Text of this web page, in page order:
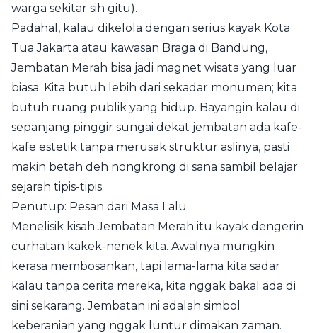
warga sekitar sih gitu).
Padahal, kalau dikelola dengan serius kayak Kota
Tua Jakarta atau kawasan Braga di Bandung,
Jembatan Merah bisa jadi magnet wisata yang luar
biasa. Kita butuh lebih dari sekadar monumen; kita
butuh ruang publik yang hidup. Bayangin kalau di
sepanjang pinggir sungai dekat jembatan ada kafe-
kafe estetik tanpa merusak struktur aslinya, pasti
makin betah deh nongkrong di sana sambil belajar
sejarah tipis-tipis.
Penutup: Pesan dari Masa Lalu
Menelisik kisah Jembatan Merah itu kayak dengerin
curhatan kakek-nenek kita. Awalnya mungkin
kerasa membosankan, tapi lama-lama kita sadar
kalau tanpa cerita mereka, kita nggak bakal ada di
sini sekarang. Jembatan ini adalah simbol
keberanian yang nggak luntur dimakan zaman.